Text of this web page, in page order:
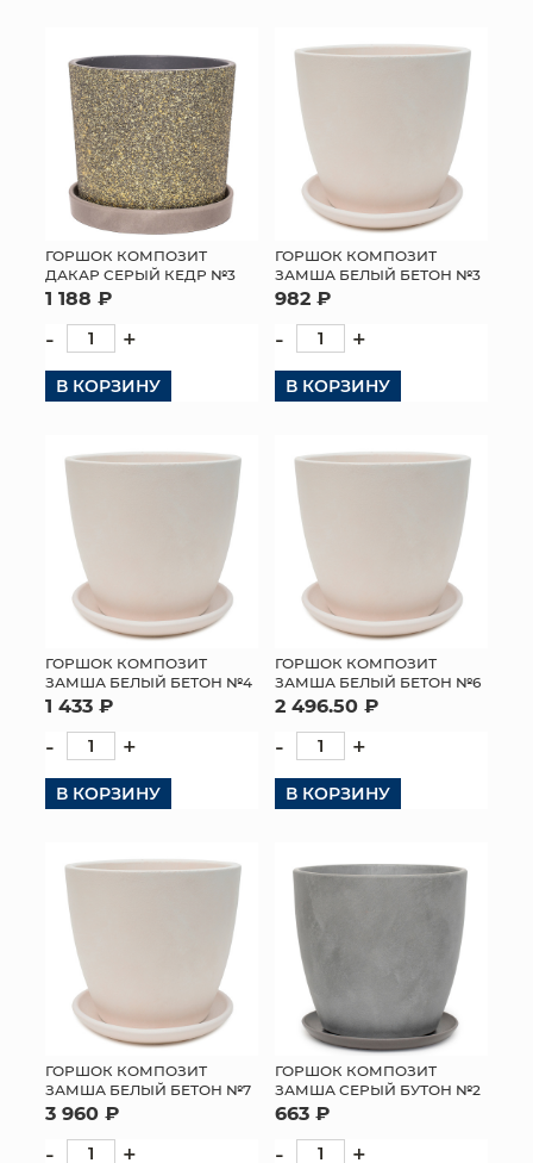
ГОРШОК КОМПОЗИТ
ДАКАР СЕРЫЙ КЕДР №3
1 188 ₽
- +
В КОРЗИНУ
ГОРШОК КОМПОЗИТ
ЗАМША БЕЛЫЙ БЕТОН №3
982 ₽
- +
В КОРЗИНУ
ГОРШОК КОМПОЗИТ
ЗАМША БЕЛЫЙ БЕТОН №4
1 433 ₽
- +
В КОРЗИНУ
ГОРШОК КОМПОЗИТ
ЗАМША БЕЛЫЙ БЕТОН №6
2 496.50 ₽
- +
В КОРЗИНУ
ГОРШОК КОМПОЗИТ
ЗАМША БЕЛЫЙ БЕТОН №7
3 960 ₽
- +
ГОРШОК КОМПОЗИТ
ЗАМША СЕРЫЙ БУТОН №2
663 ₽
- +